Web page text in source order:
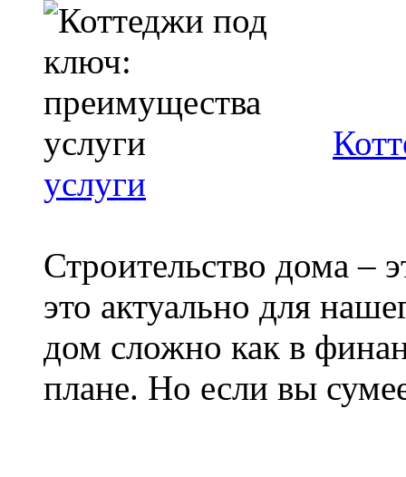
услуги
Строительство дома –
это актуально для
дом сложно как в
плане. Но если вы